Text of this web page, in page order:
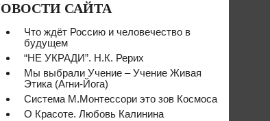
САЙТА
Что ждёт Россию и человечество в
будущем
“НЕ УКРАДИ”. Н.К. Рерих
Мы выбрали Учение – Учение Живая
Этика (Агни-Йога)
Система М.Монтессори это зов Космоса
О Красоте. Любовь Калинина